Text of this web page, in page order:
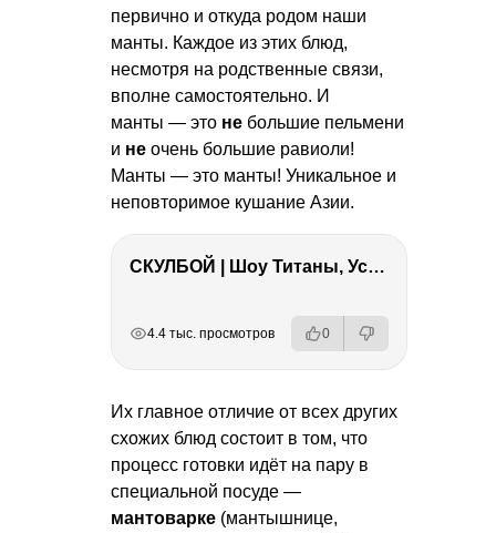
первично и откуда родом наши
манты. Каждое из этих блюд,
несмотря на родственные связи,
вполне самостоятельно. И
манты — это не большие пельмени
и не очень большие равиоли!
Манты — это манты! Уникальное и
неповторимое кушание Азии.
СКУЛБОЙ | Шоу Титаны, Усейн Болт, Ларрат, Зашквар!
4.4 тыс. просмотров 0
Их главное отличие от всех других
схожих блюд состоит в том, что
процесс готовки идёт на пару в
специальной посуде —
мантоварке (мантышнице,